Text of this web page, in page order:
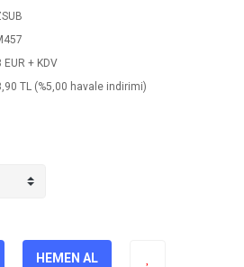
+ KDV
TL (%5,00 havale indirimi)
HEMEN AL